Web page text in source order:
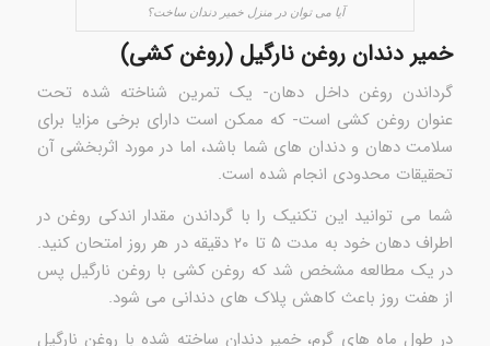
آیا می توان در منزل خمیر دندان ساخت؟
خمیر دندان روغن نارگیل (روغن کشی)
گرداندن روغن داخل دهان- یک تمرین شناخته شده تحت
عنوان روغن کشی است- که ممکن است دارای برخی مزایا برای
سلامت دهان و دندان های شما باشد، اما در مورد اثربخشی آن
تحقیقات محدودی انجام شده است.
شما می توانید این تکنیک را با گرداندن مقدار اندکی روغن در
اطراف دهان خود به مدت ۵ تا ۲۰ دقیقه در هر روز امتحان کنید.
در یک مطالعه مشخص شد که روغن کشی با روغن نارگیل پس
از هفت روز باعث کاهش پلاک های دندانی می شود.
در طول ماه های گرم، خمیر دندان ساخته شده با روغن نارگیل